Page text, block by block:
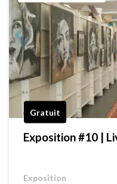
Gratuit
Exposition #10 |
Exposition